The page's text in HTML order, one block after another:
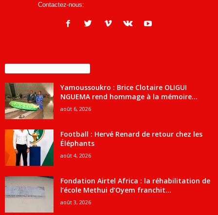
Contactez-nous:
Yamoussoukro : Brice Clotaire OLIGUI
NGUEMA rend hommage à la mémoire...
août 6, 2026
Football : Hervé Renard de retour chez les
Éléphants
août 4, 2026
Fondation Airtel Africa : la réhabilitation de
l’école Methui d’Oyem franchit...
août 3, 2026